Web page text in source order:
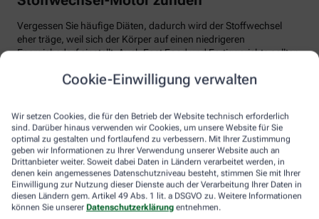
Cookie-Einwilligung verwalten
Wir setzen Cookies, die für den Betrieb der Website technisch erforderlich
sind. Darüber hinaus verwenden wir Cookies, um unsere Website für Sie
optimal zu gestalten und fortlaufend zu verbessern. Mit Ihrer Zustimmung
geben wir Informationen zu Ihrer Verwendung unserer Website auch an
Drittanbieter weiter. Soweit dabei Daten in Ländern verarbeitet werden, in
denen kein angemessenes Datenschutzniveau besteht, stimmen Sie mit Ihrer
Einwilligung zur Nutzung dieser Dienste auch der Verarbeitung Ihrer Daten in
diesen Ländern gem. Artikel 49 Abs. 1 lit. a DSGVO zu. Weitere Informationen
können Sie unserer Datenschutzerklärung entnehmen.
Vergessen Sie häufige Diäten, dadurch wird der Stoffwechsel
eher träge, weil sich der Körper auf einen niedrigeren
Energiebedarf einstellt. Auch Fast Food und Fertiggerichte sollten
Körper bei der Verarbeitung von hochverarbeiteten Lebensmitteln
Tim Hollstein rät zu einer proteinreichen Ernährung (Vorsicht bei
Vorerkrankungen wie Nierenleiden!). Denn Proteine sind nicht nur
gut für den Muskelaufbau, der Körper benötigt auch viel Energie,
um Eiweiß abzubauen. Das regt den Stoffwechsel an. Proteine
stecken vor allem in magerem Fleisch, Fisch und Milchprodukten
wie Quark und Skyr. Auch sogenannte thermogene Lebensmittel
wie Chilis oder Ingwer können das braune Fettgewebe aktivieren
und den Energieverbrauch erhöhen.